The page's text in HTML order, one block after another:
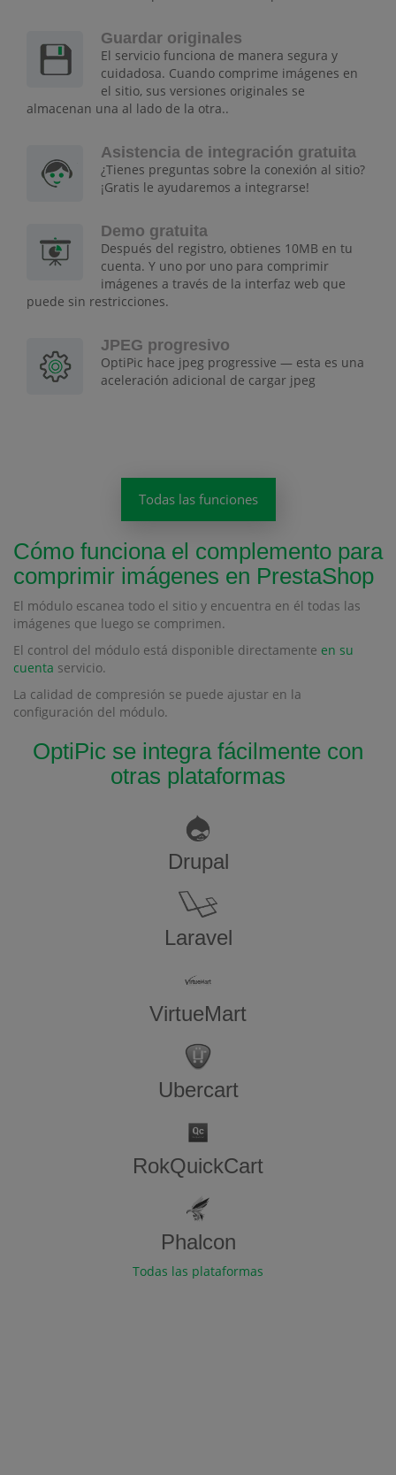
Guardar originales
El servicio funciona de manera segura y
cuidadosa. Cuando comprime imágenes en
el sitio, sus versiones originales se
almacenan una al lado de la otra..
Asistencia de integración gratuita
¿Tienes preguntas sobre la conexión al sitio?
¡Gratis le ayudaremos a integrarse!
Demo gratuita
Después del registro, obtienes 10MB en tu
cuenta. Y uno por uno para comprimir
imágenes a través de la interfaz web que
puede sin restricciones.
JPEG progresivo
OptiPic hace jpeg progressive — esta es una
aceleración adicional de cargar jpeg
Todas las funciones
Cómo funciona el complemento para
comprimir imágenes en PrestaShop
El módulo escanea todo el sitio y encuentra en él todas las
imágenes que luego se comprimen.
El control del módulo está disponible directamente en su
cuenta servicio.
La calidad de compresión se puede ajustar en la
configuración del módulo.
OptiPic se integra fácilmente con
otras plataformas
Drupal
Laravel
VirtueMart
Ubercart
RokQuickCart
Phalcon
Todas las plataformas